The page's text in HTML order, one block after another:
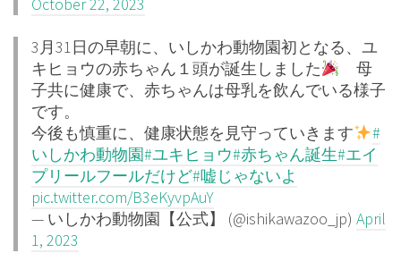
October 22, 2023
3月31日の早朝に、いしかわ動物園初となる、ユ
キヒョウの赤ちゃん１頭が誕生しました
母
子共に健康で、赤ちゃんは母乳を飲んでいる様子
です。
今後も慎重に、健康状態を見守っていきます
#
いしかわ動物園#ユキヒョウ#赤ちゃん誕生#エイ
プリールフールだけど#嘘じゃないよ
pic.twitter.com/B3eKyvpAuY
— いしかわ動物園【公式】 (@ishikawazoo_jp) April
1, 2023